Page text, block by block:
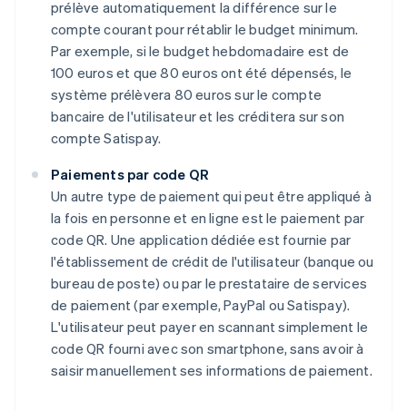
prélève automatiquement la différence sur le
compte courant pour rétablir le budget minimum.
Par exemple, si le budget hebdomadaire est de
100 euros et que 80 euros ont été dépensés, le
système prélèvera 80 euros sur le compte
bancaire de l'utilisateur et les créditera sur son
compte Satispay.
Paiements par code QR
Un autre type de paiement qui peut être appliqué à
la fois en personne et en ligne est le paiement par
code QR. Une application dédiée est fournie par
l'établissement de crédit de l'utilisateur (banque ou
bureau de poste) ou par le prestataire de services
de paiement (par exemple, PayPal ou Satispay).
L'utilisateur peut payer en scannant simplement le
code QR fourni avec son smartphone, sans avoir à
saisir manuellement ses informations de paiement.